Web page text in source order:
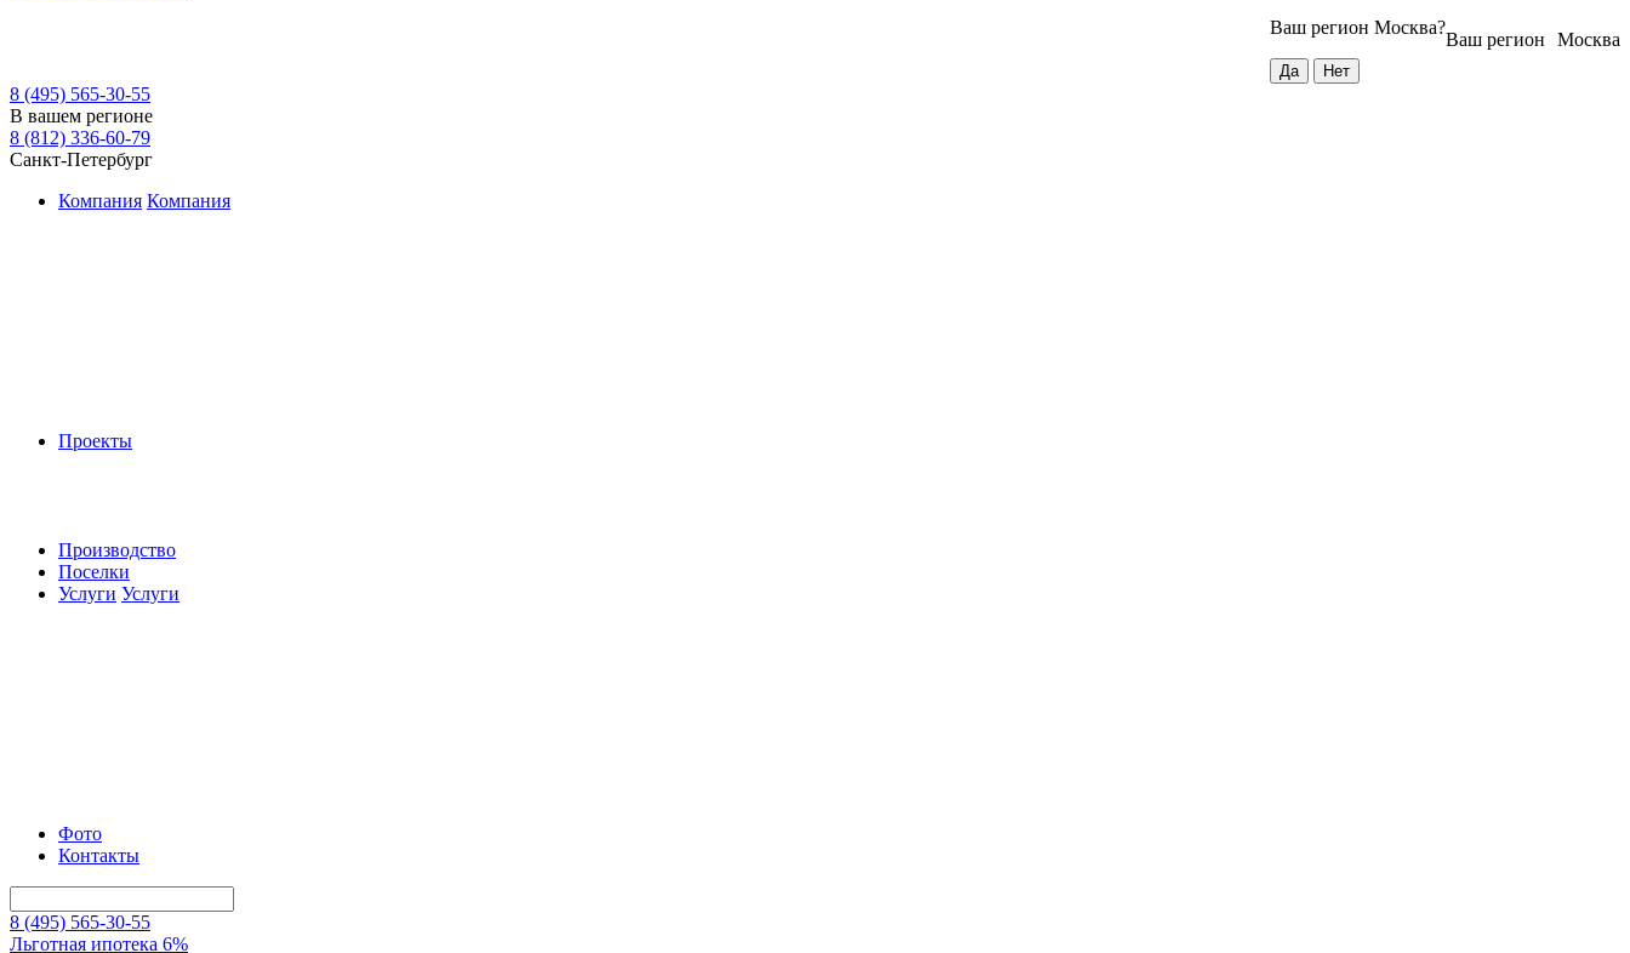
Москва
Ваш регион
Ваш регион Москва?
8 (495) 565-30-55
В вашем регионе
8 (812) 336-60-79
Санкт-Петербург
Компания Компания
Проекты
Производство
Поселки
Услуги Услуги
Фото
Контакты
8 (495) 565-30-55
Льготная ипотека 6%